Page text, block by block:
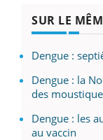
SUR LE
Dengue :
Dengue : la
des
Dengue : les
au vaccin